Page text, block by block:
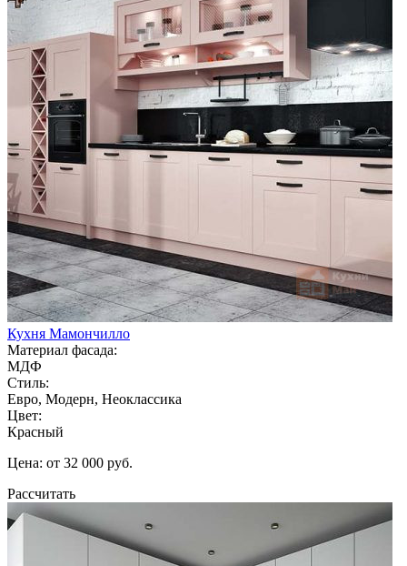
Кухня Мамончилло
Материал фасада:
МДФ
Стиль:
Евро, Модерн, Неоклассика
Цвет:
Красный
Цена: от 32 000 руб.
Рассчитать